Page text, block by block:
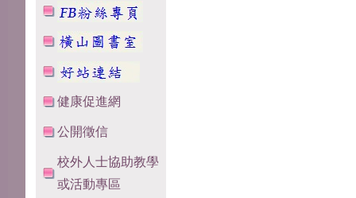
健康促進網
公開徵信
校外人士協助教學
或活動專區